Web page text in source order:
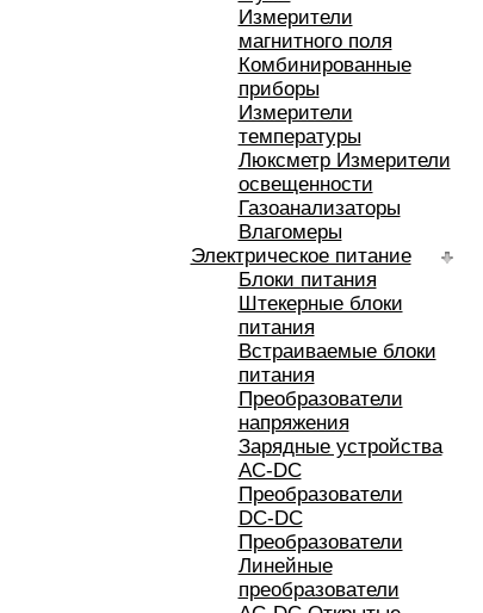
Измерители
магнитного поля
Комбинированные
приборы
Измерители
температуры
Люксметр Измерители
освещенности
Газоанализаторы
Влагомеры
Электрическое питание
Блоки питания
Штекерные блоки
питания
Встраиваемые блоки
питания
Преобразователи
напряжения
Зарядные устройства
AC-DC
Преобразователи
DC-DC
Преобразователи
Линейные
преобразователи